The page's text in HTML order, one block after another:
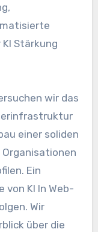
KI Stärkung
wir das
einer soliden
Ein
von KI In Web-
Wir
über die